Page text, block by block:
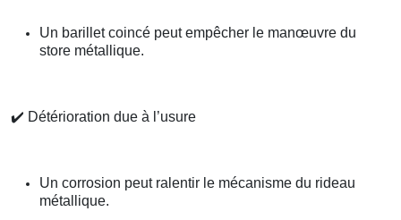
Un barillet coincé peut empêcher le manœuvre du
store métallique.
✔️ Détérioration due à l’usure
Un corrosion peut ralentir le mécanisme du rideau
métallique.